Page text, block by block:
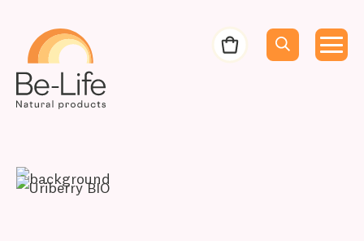
Menu
Menu
Zoekopdracht
Bestelbon